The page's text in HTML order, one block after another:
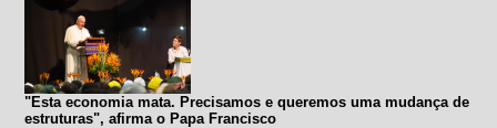
"Esta economia mata. Precisamos e queremos uma mudança de
estruturas", afirma o Papa Francisco